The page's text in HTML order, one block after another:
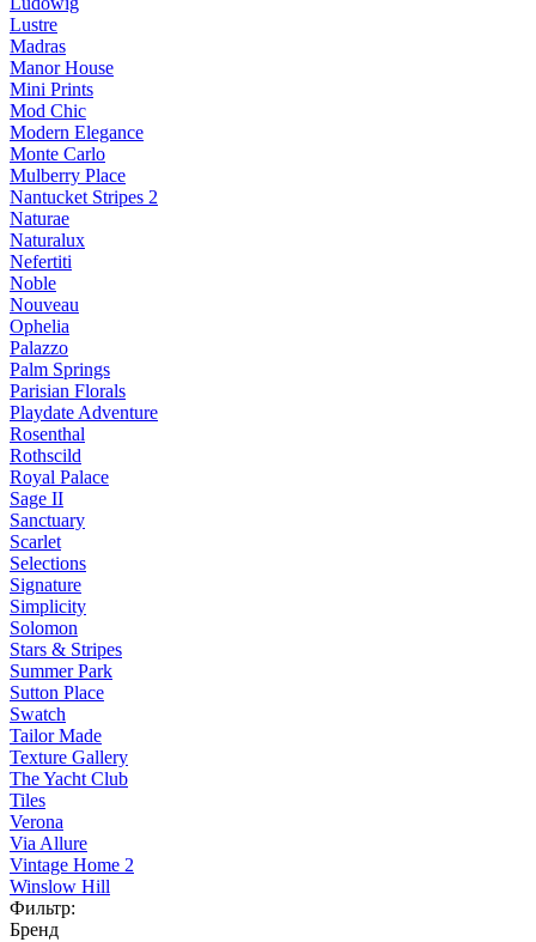
Lustre
Madras
Manor House
Mini Prints
Mod Chic
Modern Elegance
Monte Carlo
Mulberry Place
Nantucket Stripes 2
Naturae
Naturalux
Nefertiti
Noble
Nouveau
Ophelia
Palazzo
Palm Springs
Parisian Florals
Playdate Adventure
Rosenthal
Rothscild
Royal Palace
Sage II
Sanctuary
Scarlet
Selections
Signature
Simplicity
Solomon
Stars & Stripes
Summer Park
Sutton Place
Swatch
Tailor Made
Texture Gallery
The Yacht Club
Tiles
Verona
Via Allure
Vintage Home 2
Winslow Hill
Фильтр:
Бренд